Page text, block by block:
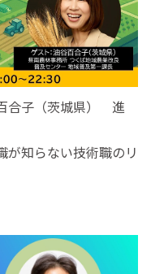
合子（茨城県） 進
が知らない技術職のリ